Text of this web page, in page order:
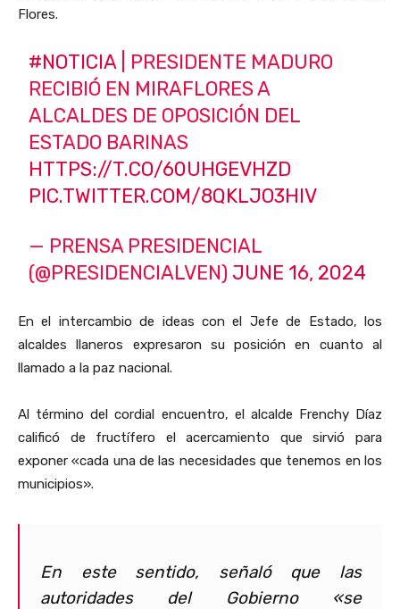
Flores.
#NOTICIA| PRESIDENTE MADURO
RECIBIÓ EN MIRAFLORES A
ALCALDES DE OPOSICIÓN DEL
ESTADO BARINAS
HTTPS://T.CO/60UHGEVHZD
PIC.TWITTER.COM/8QKLJO3HIV
— PRENSA PRESIDENCIAL
(@PRESIDENCIALVEN) JUNE 16, 2024
En el intercambio de ideas con el Jefe de Estado, los
alcaldes llaneros expresaron su posición en cuanto al
llamado a la paz nacional.
Al término del cordial encuentro, el alcalde Frenchy Díaz
calificó de fructífero el acercamiento que sirvió para
exponer «cada una de las necesidades que tenemos en los
municipios».
En este sentido, señaló que las
autoridades del Gobierno «se